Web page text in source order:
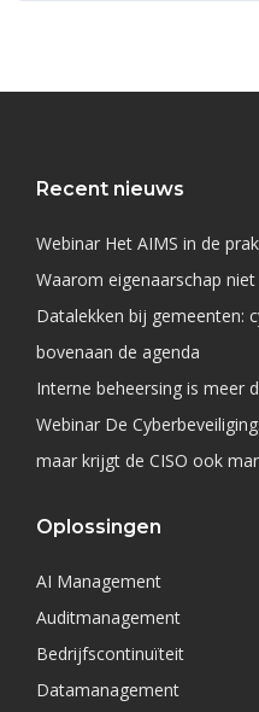
Recent nieuws
Webinar Het AIMS in de
Waarom eigenaarschap
Datalekken bij gemeenten:
bovenaan de agenda
Interne beheersing is meer
Webinar De
maar krijgt de CISO ook
Oplossingen
AI Management
Auditmanagement
Bedrijfscontinuïteit
Datamanagement